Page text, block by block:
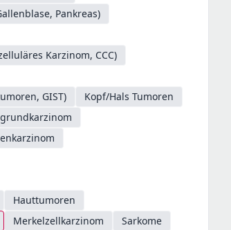
Pankreas)
Karzinom, CCC)
GIST)
Kopf/Hals Tumoren
Hauttumoren
Merkelzellkarzinom
Sarkome